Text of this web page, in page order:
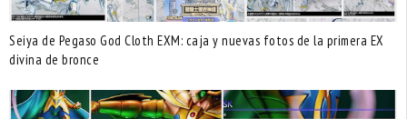
Seiya de Pegaso God Cloth EXM: caja y nuevas fotos de la primera EX
divina de bronce